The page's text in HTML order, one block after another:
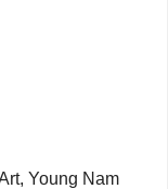
Young Nam